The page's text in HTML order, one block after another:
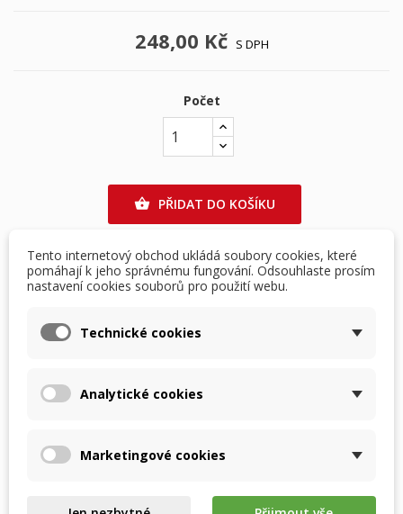
248,00 Kč S DPH
Počet
 PŘIDAT DO KOŠÍKU
favorite_border Přidat na seznam přání
Skladem
kamene v domácích elektrospotřebičích
add_circle_outline Vytvořit nový seznam
Zrušit Vytvořit seznam přání
Tento internetový obchod ukládá soubory cookies, které
pomáhají k jeho správnému fungování. Odsouhlaste prosím
nastavení cookies souborů pro použití webu.
Technické cookies
Analytické cookies
Marketingové cookies